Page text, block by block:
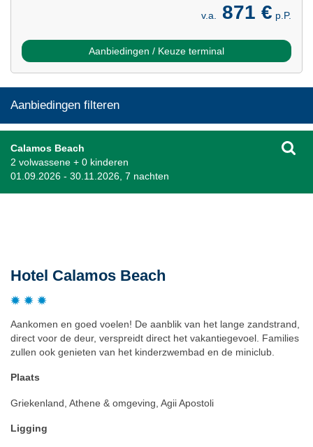
v.a. 871 € p.P.
Aanbiedingen / Keuze terminal
Aanbiedingen filteren
Calamos Beach
2 volwassene + 0 kinderen
01.09.2026 - 30.11.2026, 7 nachten
Hotel Calamos Beach
Aankomen en goed voelen! De aanblik van het lange zandstrand,
direct voor de deur, verspreidt direct het vakantiegevoel. Families
zullen ook genieten van het kinderzwembad en de miniclub.
Plaats
Griekenland, Athene & omgeving, Agii Apostoli
Ligging